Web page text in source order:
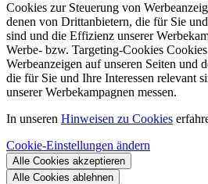
Cookies zur Steuerung von
denen von Drittanbietern, die für Sie
sind und die Effizienz unserer
Werbe- bzw. Targeting-Cookies
Werbeanzeigen auf unseren Seiten und
die für Sie und Ihre Interessen relevant
unserer Werbekampagnen messen.
In unseren Hinweisen zu Cookies
Cookie-Einstellungen ändern
Alle Cookies akzeptieren
Alle Cookies ablehnen